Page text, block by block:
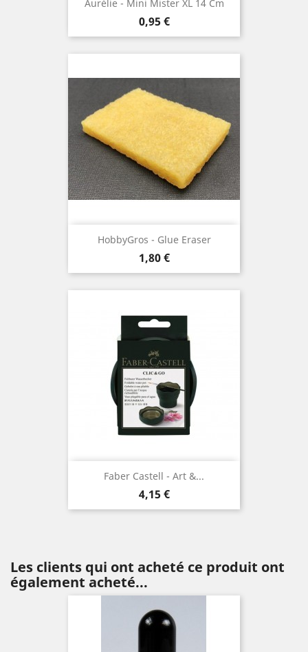
Aurélie - Mini Mister XL 14 Cm
Prix
0,95 €
HobbyGros - Glue Eraser
Prix
1,80 €
Faber Castell - Art &...
Prix
4,15 €
Les clients qui ont acheté ce produit ont
également acheté...